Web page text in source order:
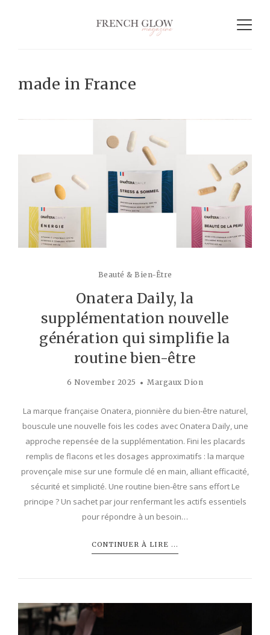
made in France
Beauté & Bien-Être
Onatera Daily, la
supplémentation nouvelle
génération qui simplifie la
routine bien-être
6 November 2025 Margaux Dion
La marque française Onatera, pionnière du bien-être naturel,
bouscule une nouvelle fois les codes avec Onatera Daily, une
approche repensée de la supplémentation. Fini les placards
remplis de flacons et les dosages approximatifs : la marque
provençale mise sur une formule clé en main, alliant efficacité,
sécurité et simplicité. Une routine bien-être sans effort Le
principe ? Un sachet par jour renfermant les actifs essentiels
pour répondre à un besoin…
CONTINUER À LIRE ...